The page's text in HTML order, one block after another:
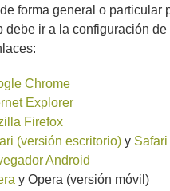
forma general o
ir a la configuración
Chrome
Explorer
Firefox
(versión escritorio) y
Android
y Opera (versión móvil)